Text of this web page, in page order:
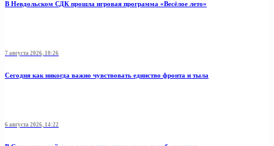
В Невдольском СДК прошла игровая программа «Весёлое лето»
7 августа 2026, 10:26
Сегодня как никогда важно чувствовать единство фронта и тыла
6 августа 2026, 14:22